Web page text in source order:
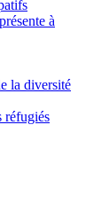
à
la diversité
réfugiés